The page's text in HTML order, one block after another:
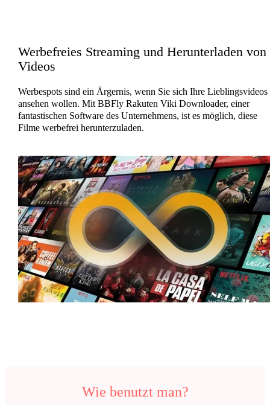
Werbefreies Streaming und Herunterladen von
Videos
Werbespots sind ein Ärgernis, wenn Sie sich Ihre Lieblingsvideos
ansehen wollen. Mit BBFly Rakuten Viki Downloader, einer
fantastischen Software des Unternehmens, ist es möglich, diese
Filme werbefrei herunterzuladen.
Wie benutzt man?